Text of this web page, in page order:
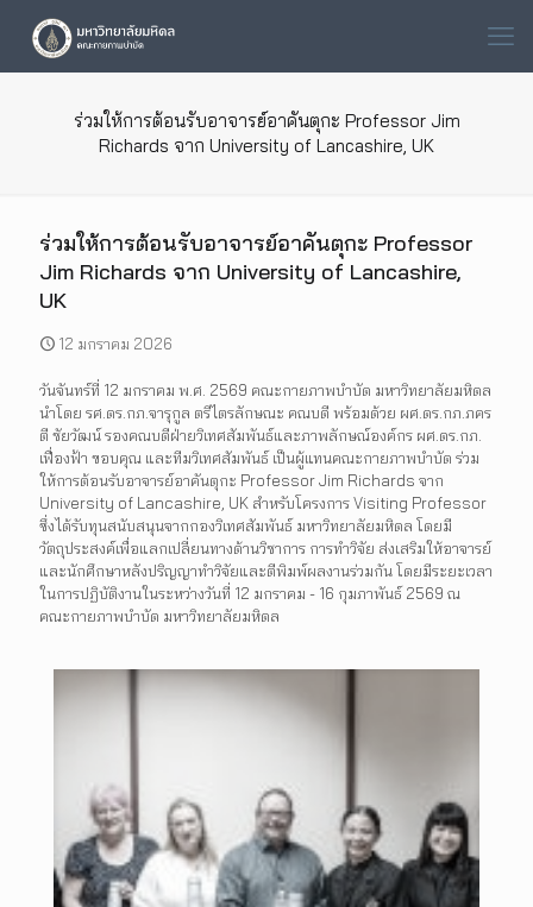
ร่วมให้การต้อนรับอาจารย์อาคันตุกะ Professor Jim
Richards จาก University of Lancashire, UK
ร่วมให้การต้อนรับอาจารย์อาคันตุกะ Professor
Jim Richards จาก University of Lancashire,
UK
12 มกราคม 2026
วันจันทร์ที่ 12 มกราคม พ.ศ. 2569 คณะกายภาพบำบัด มหาวิทยาลัยมหิดล
นำโดย รศ.ดร.กภ.จารุกูล ตรีไตรลักษณะ คณบดี พร้อมด้วย ผศ.ดร.กภ.ภคร
ตี ชัยวัฒน์ รองคณบดีฝ่ายวิเทศสัมพันธ์และภาพลักษณ์องค์กร ผศ.ดร.กภ.
เฟื่องฟ้า ขอบคุณ และทีมวิเทศสัมพันธ์ เป็นผู้แทนคณะกายภาพบำบัด ร่วม
ให้การต้อนรับอาจารย์อาคันตุกะ Professor Jim Richards จาก
University of Lancashire, UK สำหรับโครงการ Visiting Professor
ซึ่งได้รับทุนสนับสนุนจากกองวิเทศสัมพันธ์ มหาวิทยาลัยมหิดล โดยมี
วัตถุประสงค์เพื่อแลกเปลี่ยนทางด้านวิชาการ การทำวิจัย ส่งเสริมให้อาจารย์
และนักศึกษาหลังปริญญาทำวิจัยและตีพิมพ์ผลงานร่วมกัน โดยมีระยะเวลา
ในการปฏิบัติงานในระหว่างวันที่ 12 มกราคม - 16 กุมภาพันธ์ 2569 ณ
คณะกายภาพบำบัด มหาวิทยาลัยมหิดล